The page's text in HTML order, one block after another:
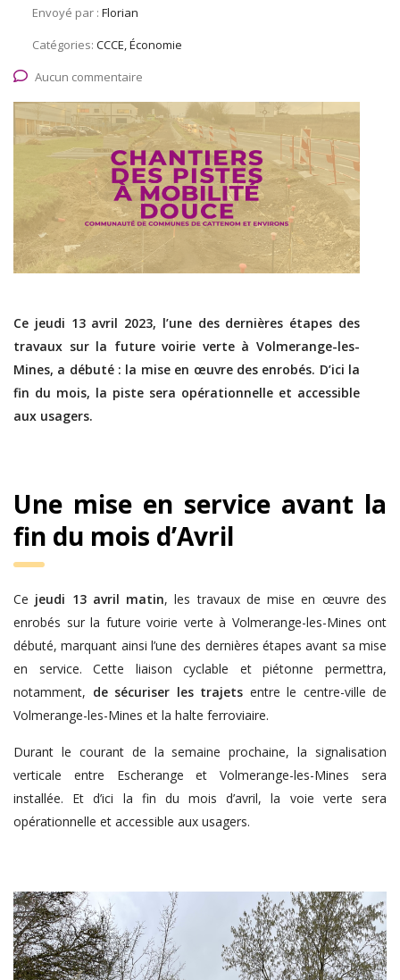
Envoyé par : Florian
Catégories: CCCE, Économie
Aucun commentaire
Ce jeudi 13 avril 2023, l’une des dernières étapes des
travaux sur la future voirie verte à Volmerange-les-
Mines, a débuté : la mise en œuvre des enrobés. D’ici la
fin du mois, la piste sera opérationnelle et accessible
aux usagers.
Une mise en service avant la
fin du mois d’Avril
Ce jeudi 13 avril matin, les travaux de mise en œuvre des
enrobés sur la future voirie verte à Volmerange-les-Mines ont
débuté, marquant ainsi l’une des dernières étapes avant sa mise
en service. Cette liaison cyclable et piétonne permettra,
notamment, de sécuriser les trajets entre le centre-ville de
Volmerange-les-Mines et la halte ferroviaire.
Durant le courant de la semaine prochaine, la signalisation
verticale entre Escherange et Volmerange-les-Mines sera
installée. Et d’ici la fin du mois d’avril, la voie verte sera
opérationnelle et accessible aux usagers.